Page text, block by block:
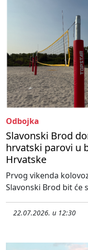
Odbojka
Slavonski Brod
hrvatski parovi u
Hrvatske
Prvog vikenda
Slavonski Brod bit će
22.07.2026. u 12:30